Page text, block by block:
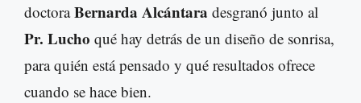
doctoraBernarda Alcántara desgranó junto al
Pr. Lucho qué hay detrás de un diseño de sonrisa,
para quién está pensado y qué resultados ofrece
cuando se hace bien.